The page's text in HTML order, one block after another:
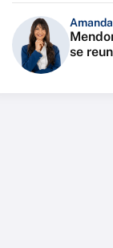
se